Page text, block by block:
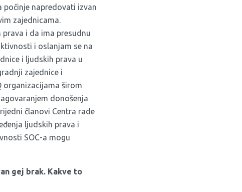
počinje napredovati izvan
zajednicama.
i da ima presudnu
i oslanjam se na
i ljudskih prava u
zajednice i
organizacijama širom
donošenja
članovi Centra rade
ljudskih prava i
SOC-a mogu
gej brak. Kakve to